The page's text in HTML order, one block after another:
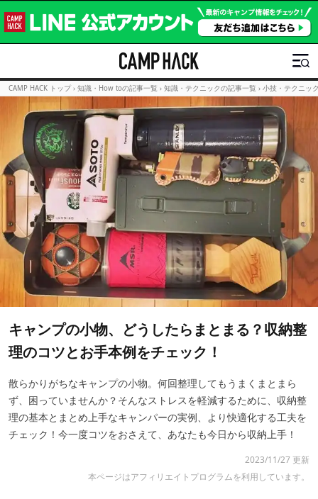
CAMP HACK トップ › 知識・How toの記事一覧 › 知識・テクニックの記事一覧 › 小技・テクニッ
キャンプの小物、どうしたらまとまる？収納整
理のコツとお手本例をチェック！
散らかりがちなキャンプの小物。何回整理してもうまくまとまら
ず、困っていませんか？そんなストレスを軽減するために、収納整
理の基本とまとめ上手なキャンパーの実例、より快適化する工夫を
チェック！今一度コツをおさえて、あなたも今日から収納上手！
2023/11/27 更新
本ページはアフィリエイトプログラムを利用しています。